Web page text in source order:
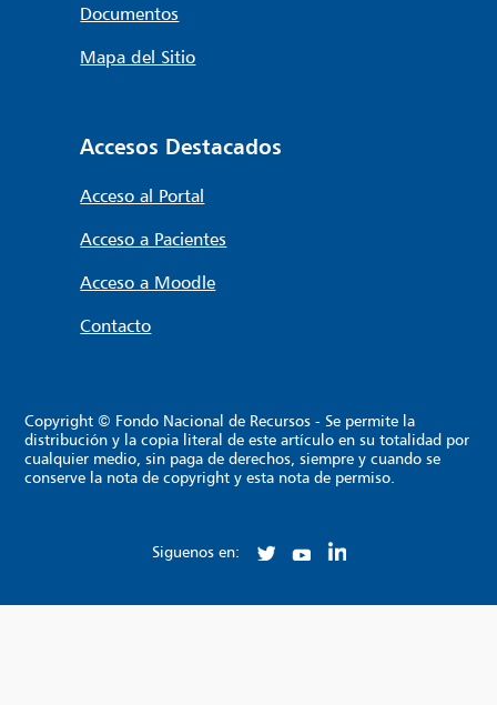
Documentos
Mapa del Sitio
Accesos Destacados
Acceso al Portal
Acceso a Pacientes
Acceso a Moodle
Contacto
Copyright © Fondo Nacional de Recursos - Se permite la
distribución y la copia literal de este artículo en su totalidad por
cualquier medio, sin paga de derechos, siempre y cuando se
conserve la nota de copyright y esta nota de permiso.
Siguenos en: